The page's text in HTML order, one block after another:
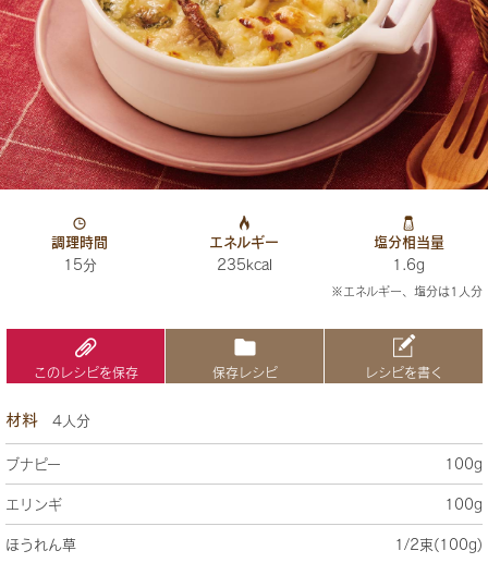
調理時間
15分
エネルギー
235kcal
塩分相当量
1.6g
※エネルギー、塩分は1人分
このレシピを保存 保存レシピ レシピを書く
材料 4人分
ブナピー 100g
エリンギ 100g
ほうれん草 1/2束(100g)